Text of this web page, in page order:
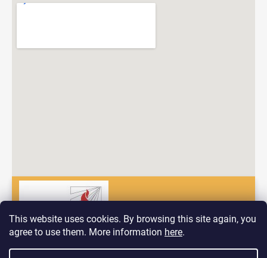
This website uses cookies. By browsing this site again, you
agree to use them. More information here.